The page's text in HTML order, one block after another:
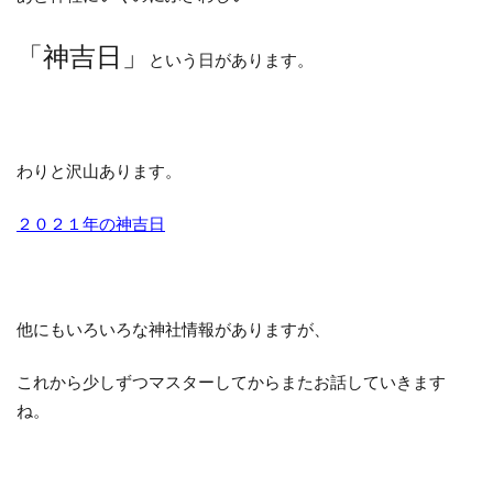
「神吉日」 という日があります。
わりと沢山あります。
２０２１年の神吉日
他にもいろいろな神社情報がありますが、
これから少しずつマスターしてからまたお話していきます
ね。